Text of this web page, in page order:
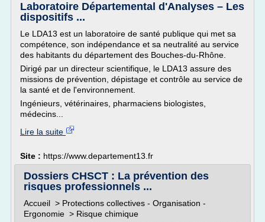
Laboratoire Départemental d'Analyses – Les
dispositifs ...
Le LDA13 est un laboratoire de santé publique qui met sa
compétence, son indépendance et sa neutralité au service
des habitants du département des Bouches-du-Rhône.
Dirigé par un directeur scientifique, le LDA13 assure des
missions de prévention, dépistage et contrôle au service de
la santé et de l'environnement.
Ingénieurs, vétérinaires, pharmaciens biologistes,
médecins...
Lire la suite
Site : https://www.departement13.fr
Dossiers CHSCT : La prévention des
risques professionnels ...
Accueil > Protections collectives - Organisation -
Ergonomie > Risque chimique